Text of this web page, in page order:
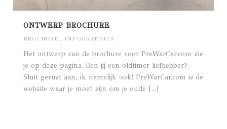
ONTWERP BROCHURE
BROCHURE , INFOGRAPHICS
Het ontwerp van de brochure voor PreWarCar.com zie
je op deze pagina. Ben jij een oldtimer liefhebber?
Sluit gerust aan, ik namelijk ook! PreWarCar.com is de
website waar je moet zijn om je oude [...]